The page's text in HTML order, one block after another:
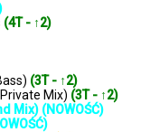
(4T - ↑2)
(3T - ↑2)
Mix) (3T - ↑2)
Mix) (NOWOŚĆ)